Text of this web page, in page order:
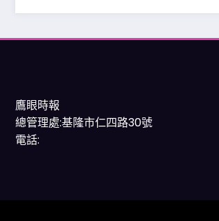
鷹眼時報
總管理處:基隆市仁四路30號
電話: